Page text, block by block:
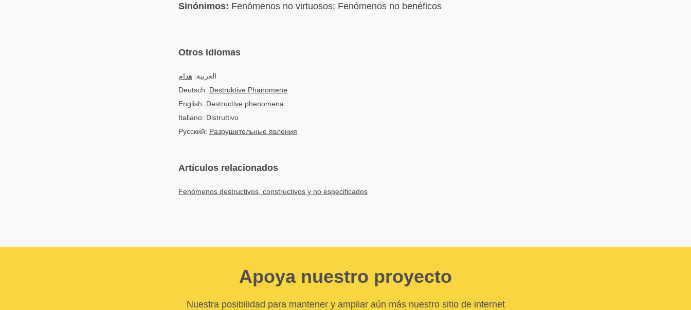
Sinónimos: Fenómenos no virtuosos; Fenómenos no benéficos
Otros idiomas
العربية: هدام
Deutsch: Destruktive Phänomene
English: Destructive phenomena
Italiano: Distruttivo
Русский: Разрушительные явления
Artículos relacionados
Fenómenos destructivos, constructivos y no especificados
Apoya nuestro proyecto
Nuestra posibilidad para mantener y ampliar aún más nuestro sitio de internet